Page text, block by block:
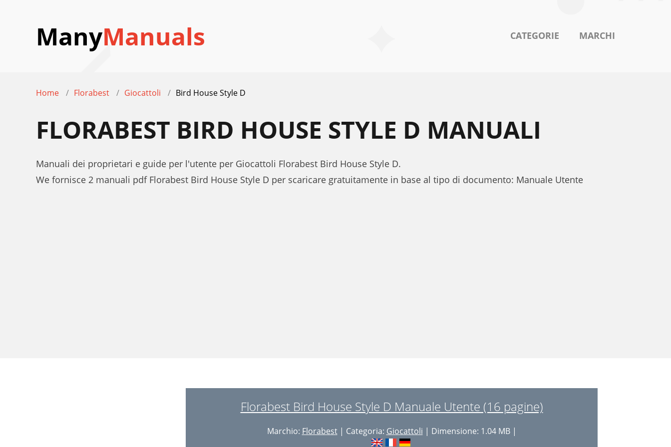
ManyManuals CATEGORIE MARCHI
Home Florabest Giocattoli Bird House Style D
FLORABEST BIRD HOUSE STYLE D MANUALI
Manuali dei proprietari e guide per l'utente per Giocattoli Florabest Bird House Style D.
We fornisce 2 manuali pdf Florabest Bird House Style D per scaricare gratuitamente in base al tipo di documento: Manuale Utente
Florabest Bird House Style D Manuale Utente (16 pagine)
Marchio: Florabest| Categoria: Giocattoli | Dimensione: 1.04 MB |